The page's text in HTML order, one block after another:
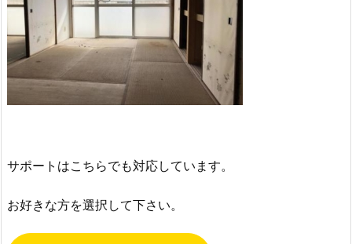
サポートはこちらでも対応しています。
お好きな方を選択して下さい。